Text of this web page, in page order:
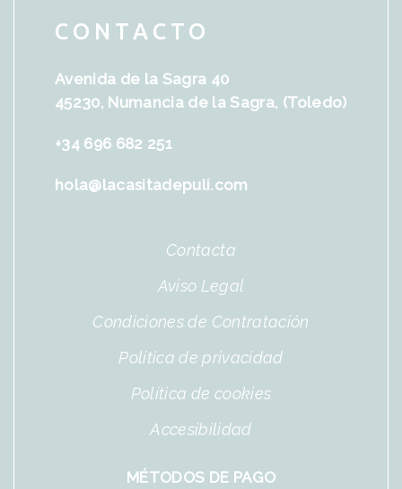
CONTACTO
Avenida de la Sagra 40
45230, Numancia de la Sagra, (Toledo)
+34 696 682 251
hola@lacasitadepuli.com
Contacta
Aviso Legal
Condiciones de Contratación
Política de privacidad
Política de cookies
Accesibilidad
MÉTODOS DE PAGO